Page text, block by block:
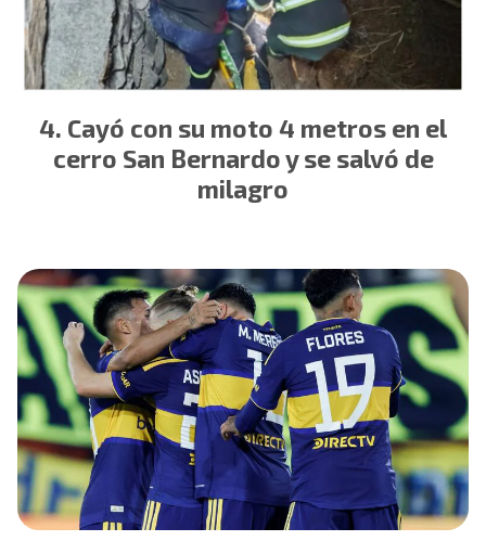
Cayó con su moto 4 metros en el
cerro San Bernardo y se salvó de
milagro